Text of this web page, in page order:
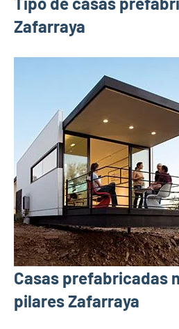
Zafarraya
Casas prefabricadas
pilares Zafarraya